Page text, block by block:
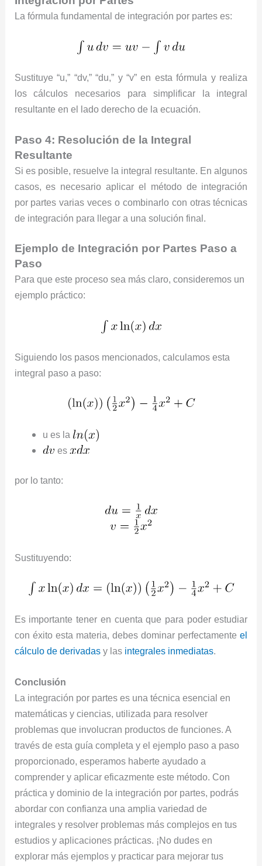
La fórmula fundamental de integración por partes es:
Sustituye “u,” “dv,” “du,” y “v” en esta fórmula y realiza
los cálculos necesarios para simplificar la integral
resultante en el lado derecho de la ecuación.
Paso 4: Resolución de la Integral
Resultante
Si es posible, resuelve la integral resultante. En algunos
casos, es necesario aplicar el método de integración
por partes varias veces o combinarlo con otras técnicas
de integración para llegar a una solución final.
Ejemplo de Integración por Partes Paso a
Paso
Para que este proceso sea más claro, consideremos un
ejemplo práctico:
Siguiendo los pasos mencionados, calculamos esta
integral paso a paso:
u es la
es
por lo tanto:
Sustituyendo:
Es importante tener en cuenta que para poder estudiar
con éxito esta materia, debes dominar perfectamenteel
cálculo de derivadasy las integrales inmediatas.
Conclusión
La integración por partes es una técnica esencial en
matemáticas y ciencias, utilizada para resolver
problemas que involucran productos de funciones. A
través de esta guía completa y el ejemplo paso a paso
proporcionado, esperamos haberte ayudado a
comprender y aplicar eficazmente este método. Con
práctica y dominio de la integración por partes, podrás
abordar con confianza una amplia variedad de
integrales y resolver problemas más complejos en tus
estudios y aplicaciones prácticas. ¡No dudes en
explorar más ejemplos y practicar para mejorar tus